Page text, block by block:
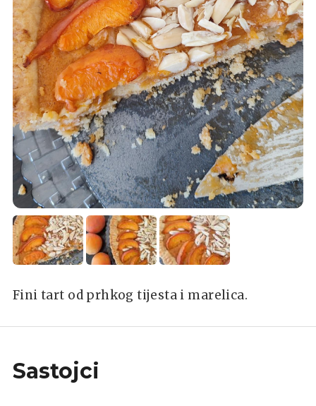
Fini tart od prhkog tijesta i marelica.
Sastojci